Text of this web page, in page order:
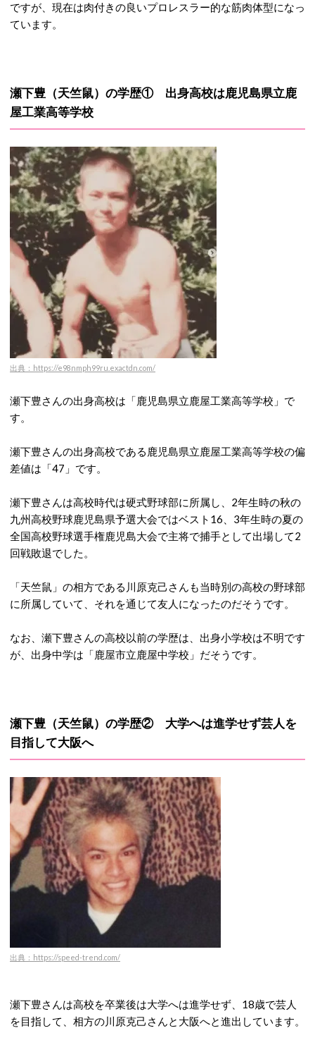
ですが、現在は肉付きの良いプロレスラー的な筋肉体型になっ
ています。
瀬下豊（天竺鼠）の学歴① 出身高校は鹿児島県立鹿
屋工業高等学校
出典：https://e98nmph99ru.exactdn.com/
瀬下豊さんの出身高校は「鹿児島県立鹿屋工業高等学校」で
す。
瀬下豊さんの出身高校である鹿児島県立鹿屋工業高等学校の偏
差値は「47」です。
瀬下豊さんは高校時代は硬式野球部に所属し、2年生時の秋の
九州高校野球鹿児島県予選大会ではベスト16、3年生時の夏の
全国高校野球選手権鹿児島大会で主将で捕手として出場して2
回戦敗退でした。
「天竺鼠」の相方である川原克己さんも当時別の高校の野球部
に所属していて、それを通じて友人になったのだそうです。
なお、瀬下豊さんの高校以前の学歴は、出身小学校は不明です
が、出身中学は「鹿屋市立鹿屋中学校」だそうです。
瀬下豊（天竺鼠）の学歴② 大学へは進学せず芸人を
目指して大阪へ
出典：https://speed-trend.com/
瀬下豊さんは高校を卒業後は大学へは進学せず、18歳で芸人
を目指して、相方の川原克己さんと大阪へと進出しています。